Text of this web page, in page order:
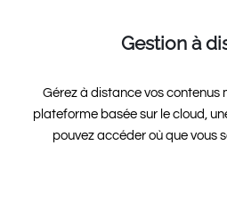
Gestion à
Gérez à distance vos contenus
plateforme basée sur le cloud,
pouvez accéder où que vous